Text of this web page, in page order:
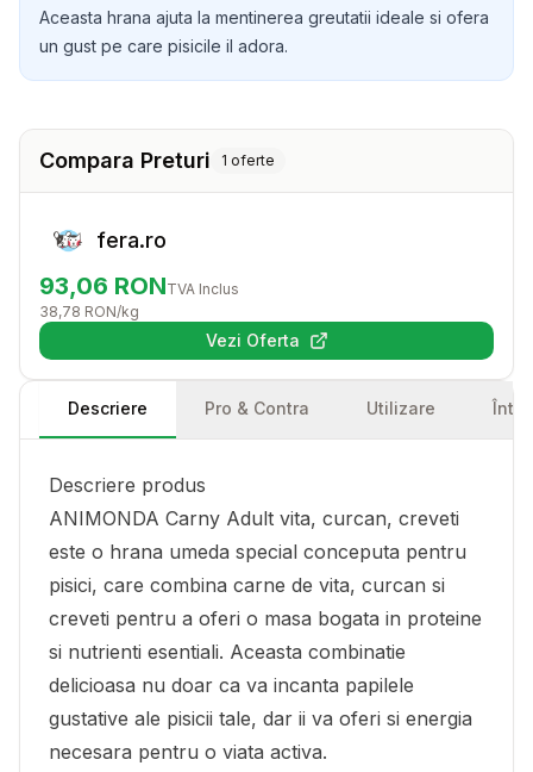
Aceasta hrana ajuta la mentinerea greutatii ideale si ofera
un gust pe care pisicile il adora.
Compara Preturi 1 oferte
fera.ro
93,06 RONTVA Inclus
38,78 RON/kg
Vezi Oferta(se deschide într-o filă nouă)
Descriere Pro & Contra Utilizare
Descriere produs
ANIMONDA Carny Adult vita, curcan, creveti
este o hrana umeda special conceputa pentru
pisici, care combina carne de vita, curcan si
creveti pentru a oferi o masa bogata in proteine
si nutrienti esentiali. Aceasta combinatie
delicioasa nu doar ca va incanta papilele
gustative ale pisicii tale, dar ii va oferi si energia
necesara pentru o viata activa.